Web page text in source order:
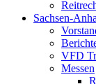
Sachsen-
VFD
Messen